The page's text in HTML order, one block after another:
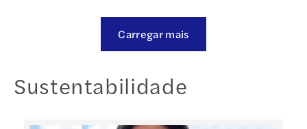
Carregar mais
Sustentabilidade